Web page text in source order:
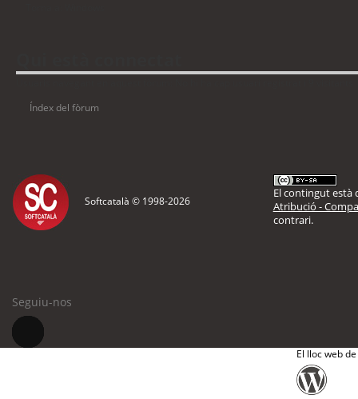
Índex del fòrum
Softcatalà © 1998-2026
El contingut està
Atribució -
contrari.
Seguiu-nos
El lloc web